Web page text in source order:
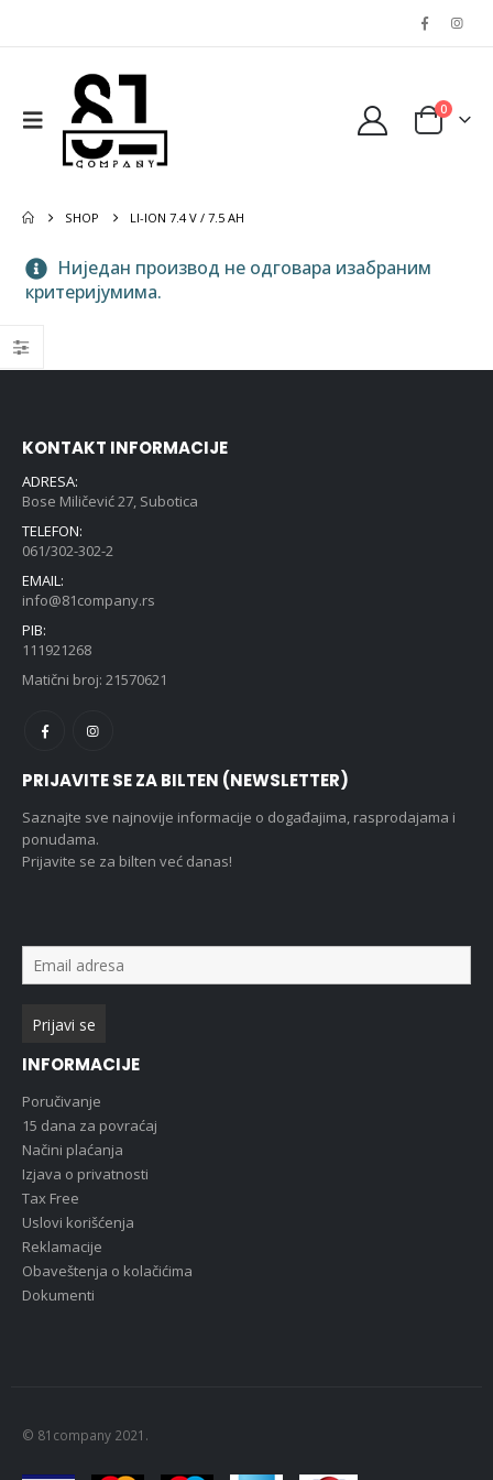
0
SHOP LI-ION 7.4 V / 7.5 AH
Ниједан производ не одговара изабраним
критеријумима.
KONTAKT INFORMACIJE
ADRESA:
Bose Miličević 27, Subotica
TELEFON:
061/302-302-2
EMAIL:
info@81company.rs
PIB:
111921268
Matični broj: 21570621
PRIJAVITE SE ZA BILTEN (NEWSLETTER)
Saznajte sve najnovije informacije o događajima, rasprodajama i
ponudama.
Prijavite se za bilten već danas!
INFORMACIJE
Poručivanje
15 dana za povraćaj
Načini plaćanja
Izjava o privatnosti
Tax Free
Uslovi korišćenja
Reklamacije
Obaveštenja o kolačićima
Dokumenti
© 81company 2021.